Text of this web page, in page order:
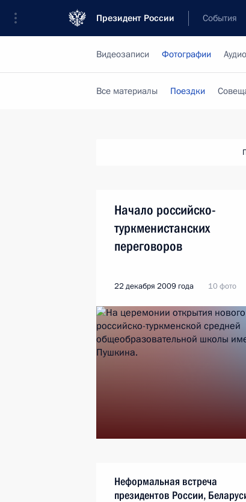
Президент России События
Видеозаписи Фотографии
Все материалы Поездки
Начало российско-
туркменистанских
переговоров
22 декабря 2009 года 10 фото
Неформальная встреча
президентов России,